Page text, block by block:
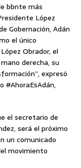
bbnte más
López
Gobernación, Adán
el único
Obrador, el
derecha, su
expresó
#AhoraEsAdán,
el secretario de
será el próximo
un comunicado
movimiento